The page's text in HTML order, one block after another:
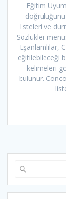
Eğitim
listeleri ve
Sözlükler
Eşanlamlılar,
eğitilebileceği
kelimeleri
bulunur.